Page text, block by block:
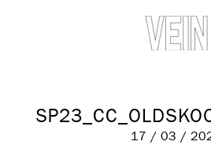
17 / 03 /